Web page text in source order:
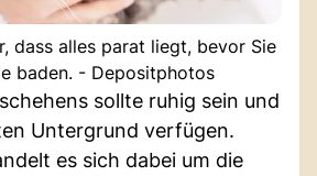
dass alles parat liegt, bevor Sie
baden. - Depositphotos
sollte ruhig sein und
Untergrund verfügen.
es sich dabei um die